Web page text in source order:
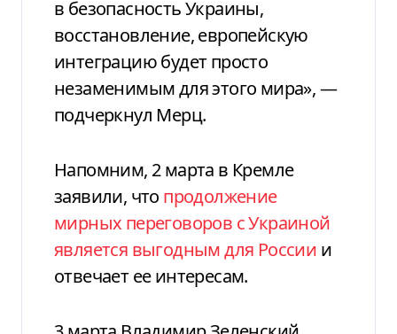
в безопасность Украины,
восстановление, европейскую
интеграцию будет просто
незаменимым для этого мира», —
подчеркнул Мерц.
Напомним, 2 марта в Кремле
заявили, что продолжение
мирных переговоров с Украиной
является выгодным для России и
отвечает ее интересам.